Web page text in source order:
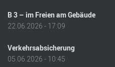
B 3 – im Freien am Gebäude
22.06.2026 - 17:09
Verkehrsabsicherung
05.06.2026 - 10:45